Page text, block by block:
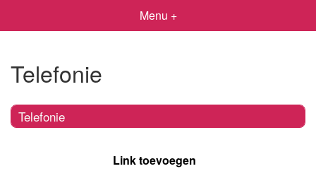
Menu +
Telefonie
Telefonie
Link toevoegen